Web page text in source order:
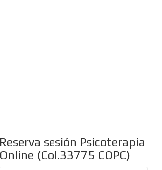
Reserva sesión Psicoterapia
Online (Col.33775 COPC)